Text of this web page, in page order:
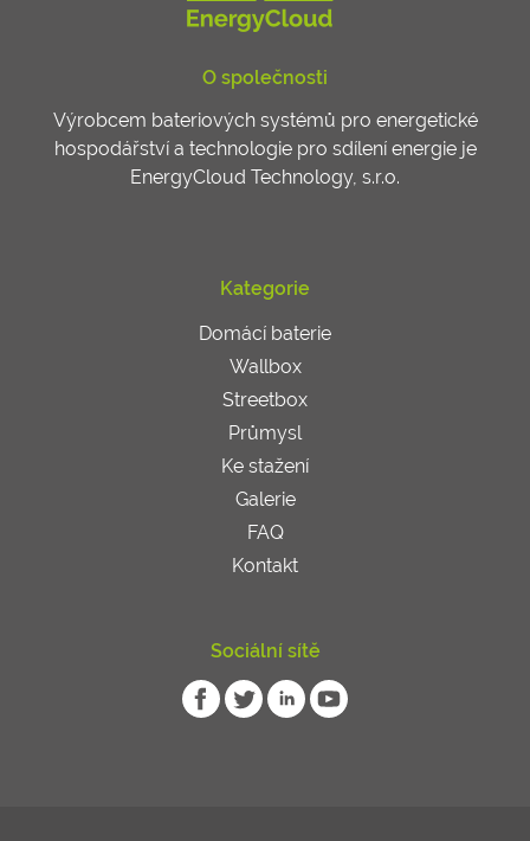
O společnosti
Výrobcem bateriových systémů pro energetické
hospodářství a technologie pro sdílení energie je
EnergyCloud Technology, s.r.o.
Kategorie
Domácí baterie
Wallbox
Streetbox
Průmysl
Ke stažení
Galerie
FAQ
Kontakt
Sociální sítě